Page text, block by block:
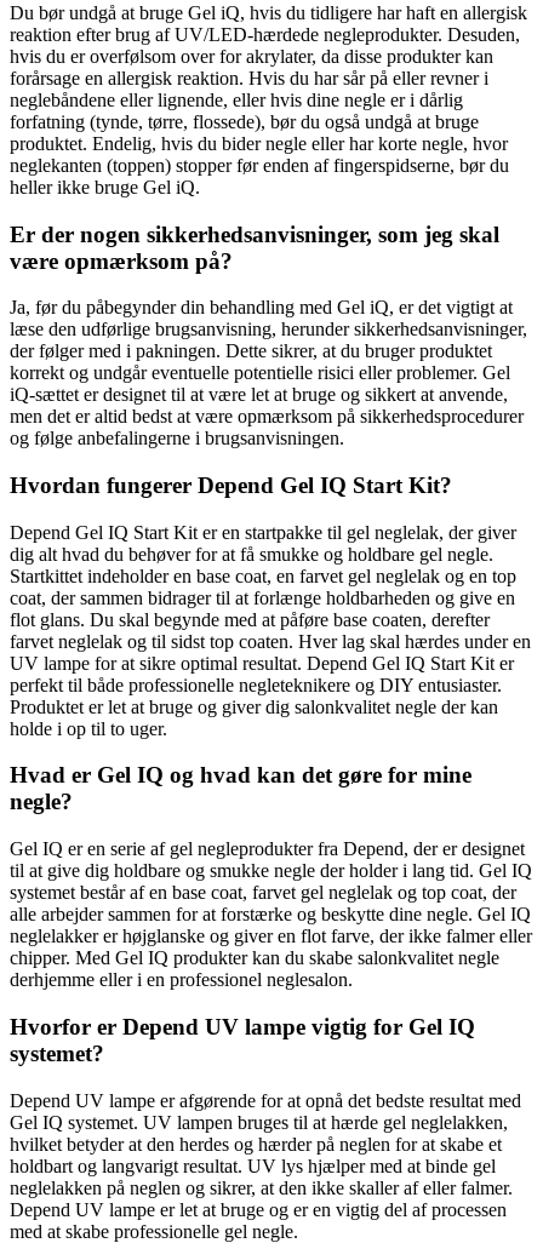
Du bør undgå at bruge Gel iQ, hvis du tidligere har haft en allergisk
reaktion efter brug af UV/LED-hærdede negleprodukter. Desuden,
hvis du er overfølsom over for akrylater, da disse produkter kan
forårsage en allergisk reaktion. Hvis du har sår på eller revner i
neglebåndene eller lignende, eller hvis dine negle er i dårlig
forfatning (tynde, tørre, flossede), bør du også undgå at bruge
produktet. Endelig, hvis du bider negle eller har korte negle, hvor
neglekanten (toppen) stopper før enden af fingerspidserne, bør du
heller ikke bruge Gel iQ.
Er der nogen sikkerhedsanvisninger, som jeg skal
være opmærksom på?
Ja, før du påbegynder din behandling med Gel iQ, er det vigtigt at
læse den udførlige brugsanvisning, herunder sikkerhedsanvisninger,
der følger med i pakningen. Dette sikrer, at du bruger produktet
korrekt og undgår eventuelle potentielle risici eller problemer. Gel
iQ-sættet er designet til at være let at bruge og sikkert at anvende,
men det er altid bedst at være opmærksom på sikkerhedsprocedurer
og følge anbefalingerne i brugsanvisningen.
Hvordan fungerer Depend Gel IQ Start Kit?
Depend Gel IQ Start Kit er en startpakke til gel neglelak, der giver
dig alt hvad du behøver for at få smukke og holdbare gel negle.
Startkittet indeholder en base coat, en farvet gel neglelak og en top
coat, der sammen bidrager til at forlænge holdbarheden og give en
flot glans. Du skal begynde med at påføre base coaten, derefter
farvet neglelak og til sidst top coaten. Hver lag skal hærdes under en
UV lampe for at sikre optimal resultat. Depend Gel IQ Start Kit er
perfekt til både professionelle negleteknikere og DIY entusiaster.
Produktet er let at bruge og giver dig salonkvalitet negle der kan
holde i op til to uger.
Hvad er Gel IQ og hvad kan det gøre for mine
negle?
Gel IQ er en serie af gel negleprodukter fra Depend, der er designet
til at give dig holdbare og smukke negle der holder i lang tid. Gel IQ
systemet består af en base coat, farvet gel neglelak og top coat, der
alle arbejder sammen for at forstærke og beskytte dine negle. Gel IQ
neglelakker er højglanske og giver en flot farve, der ikke falmer eller
chipper. Med Gel IQ produkter kan du skabe salonkvalitet negle
derhjemme eller i en professionel neglesalon.
Hvorfor er Depend UV lampe vigtig for Gel IQ
systemet?
Depend UV lampe er afgørende for at opnå det bedste resultat med
Gel IQ systemet. UV lampen bruges til at hærde gel neglelakken,
hvilket betyder at den herdes og hærder på neglen for at skabe et
holdbart og langvarigt resultat. UV lys hjælper med at binde gel
neglelakken på neglen og sikrer, at den ikke skaller af eller falmer.
Depend UV lampe er let at bruge og er en vigtig del af processen
med at skabe professionelle gel negle.